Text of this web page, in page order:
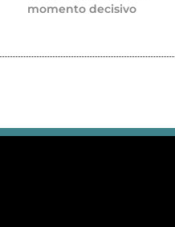
momento decisivo